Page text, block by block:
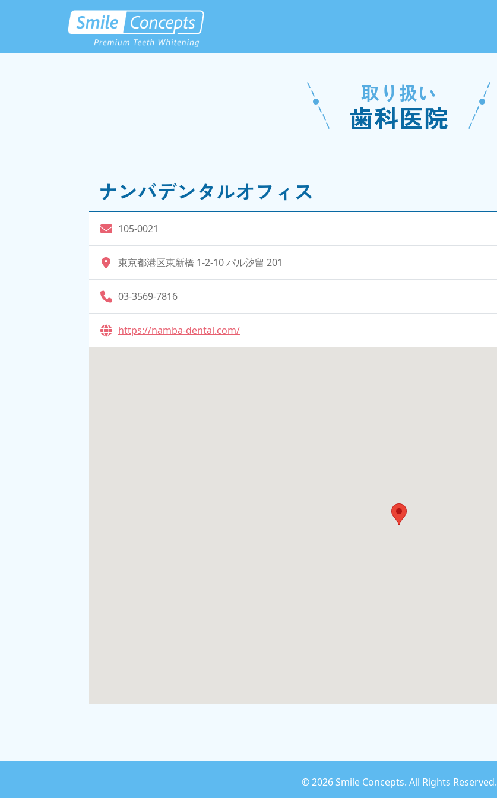
取り扱い
歯科医院
ナンバデンタルオフィス
105-0021
東京都港区東新橋 1-2-10 パル汐留 201
03-3569-7816
https://namba-dental.com/
©2026 Smile Concepts. All Rights Reserved.